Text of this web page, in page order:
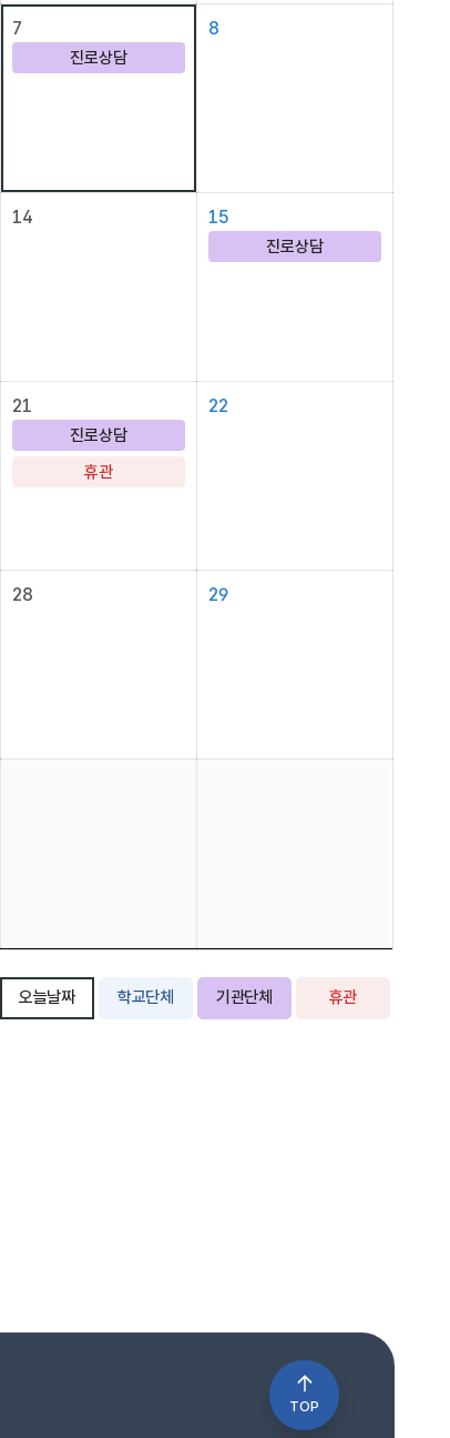
7
진로상담
8
14 15
진로상담
21
진로상담
휴관
22
28 29
오늘날짜 학교단체 기관단체 휴관
TOP